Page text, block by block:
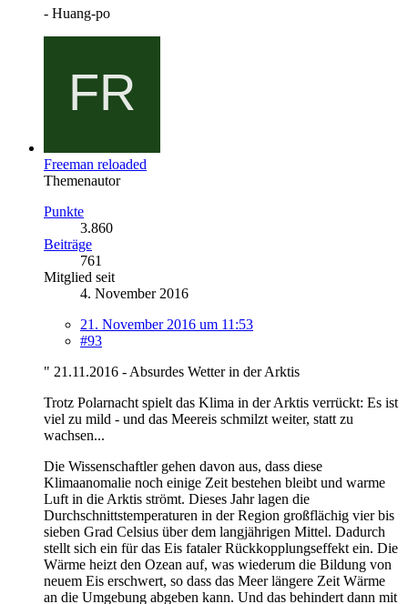
- Huang-po
Freeman reloaded
Themenautor
Punkte
3.860
Beiträge
761
Mitglied seit
4. November 2016
21. November 2016 um 11:53
#93
" 21.11.2016 - Absurdes Wetter in der Arktis
Trotz Polarnacht spielt das Klima in der Arktis verrückt: Es ist
viel zu mild - und das Meereis schmilzt weiter, statt zu
wachsen...
Die Wissenschaftler gehen davon aus, dass diese
Klimaanomalie noch einige Zeit bestehen bleibt und warme
Luft in die Arktis strömt. Dieses Jahr lagen die
Durchschnittstemperaturen in der Region großflächig vier bis
sieben Grad Celsius über dem langjährigen Mittel. Dadurch
stellt sich ein für das Eis fataler Rückkopplungseffekt ein. Die
Wärme heizt den Ozean auf, was wiederum die Bildung von
neuem Eis erschwert, so dass das Meer längere Zeit Wärme
an die Umgebung abgeben kann. Und das behindert dann mit